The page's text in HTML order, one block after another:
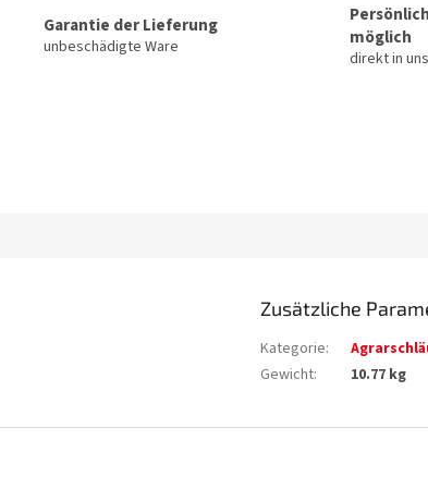
Garantie der Lieferung
unbeschädigte Ware
möglich
direkt in
Zusätzliche
Kategorie:
Gewicht: 10.77 kg